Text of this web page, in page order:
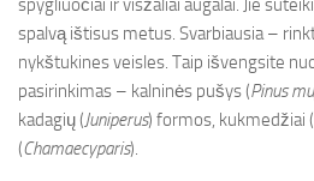
spygliuočiai ir visžaliai augalai. Jie
spalvą ištisus metus. Svarbiausia –
nykštukines veisles. Taip išvengsite
pasirinkimas – kalninės pušys (Pinus
kadagių (Juniperus) formos, kukmedžiai (
(Chamaecyparis).